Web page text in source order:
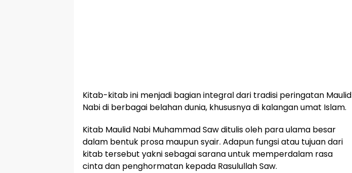
Kitab-kitab ini menjadi bagian integral dari tradisi peringatan Maulid
Nabi di berbagai belahan dunia, khususnya di kalangan umat Islam.
Kitab Maulid Nabi Muhammad Saw ditulis oleh para ulama besar
dalam bentuk prosa maupun syair. Adapun fungsi atau tujuan dari
kitab tersebut yakni sebagai sarana untuk memperdalam rasa
cinta dan penghormatan kepada Rasulullah Saw.